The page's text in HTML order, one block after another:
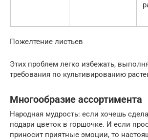
Пожелтение листьев
Этих проблем легко избежать,
требования по культивированию
Многообразие ассортимента
Народная мудрость: если хочешь
подари цветок в горшочке. И если
приносит приятные эмоции, то